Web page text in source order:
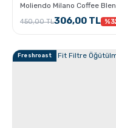
GROSCHE Lil
Moliendo Milano Coffee
450,00 TL306,00 TL
Freshroast